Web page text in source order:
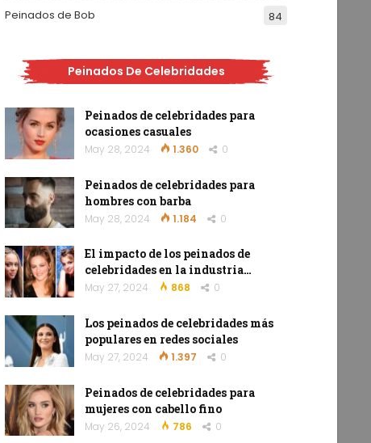
Peinados de Bob 84
Peinados De Celebridades
Peinados de celebridades para
ocasiones casuales
May 28, 2024 1.360 0
Peinados de celebridades para
hombres con barba
May 28, 2024 1.184 0
El impacto de los peinados de
celebridades en la industria…
May 27, 2024 868 0
Los peinados de celebridades más
populares en redes sociales
May 27, 2024 1.397 0
Peinados de celebridades para
mujeres con cabello fino
May 26, 2024 786 0